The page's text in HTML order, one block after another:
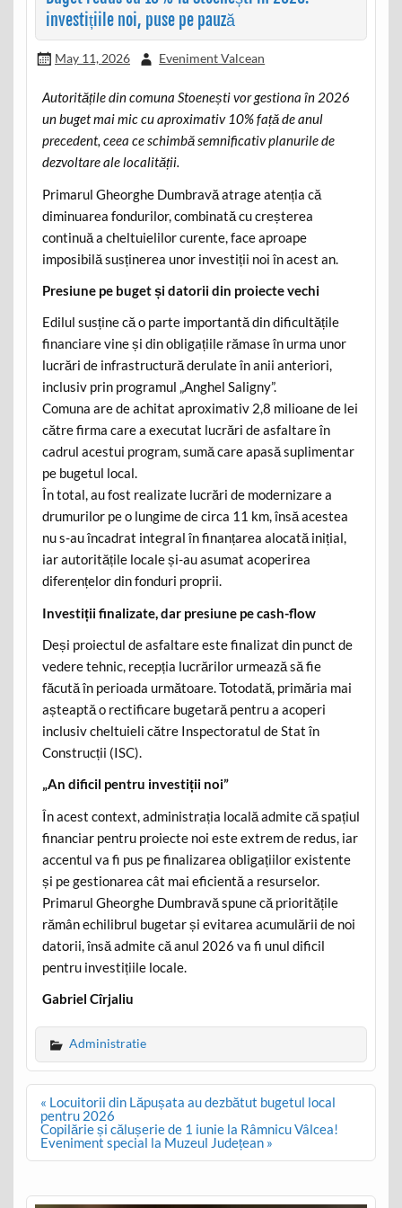
investițiile noi, puse pe pauză
May 11, 2026 Eveniment Valcean
Autoritățile din comuna Stoenești vor gestiona în 2026
un buget mai mic cu aproximativ 10% față de anul
precedent, ceea ce schimbă semnificativ planurile de
dezvoltare ale localității.
Primarul Gheorghe Dumbravă atrage atenția că
diminuarea fondurilor, combinată cu creșterea
continuă a cheltuielilor curente, face aproape
imposibilă susținerea unor investiții noi în acest an.
Presiune pe buget și datorii din proiecte vechi
Edilul susține că o parte importantă din dificultățile
financiare vine și din obligațiile rămase în urma unor
lucrări de infrastructură derulate în anii anteriori,
inclusiv prin programul „Anghel Saligny”.
Comuna are de achitat aproximativ 2,8 milioane de lei
către firma care a executat lucrări de asfaltare în
cadrul acestui program, sumă care apasă suplimentar
pe bugetul local.
În total, au fost realizate lucrări de modernizare a
drumurilor pe o lungime de circa 11 km, însă acestea
nu s-au încadrat integral în finanțarea alocată inițial,
iar autoritățile locale și-au asumat acoperirea
diferențelor din fonduri proprii.
Investiții finalizate, dar presiune pe cash-flow
Deși proiectul de asfaltare este finalizat din punct de
vedere tehnic, recepția lucrărilor urmează să fie
făcută în perioada următoare. Totodată, primăria mai
așteaptă o rectificare bugetară pentru a acoperi
inclusiv cheltuieli către Inspectoratul de Stat în
Construcții (ISC).
„An dificil pentru investiții noi”
În acest context, administrația locală admite că spațiul
financiar pentru proiecte noi este extrem de redus, iar
accentul va fi pus pe finalizarea obligațiilor existente
și pe gestionarea cât mai eficientă a resurselor.
Primarul Gheorghe Dumbravă spune că prioritățile
rămân echilibrul bugetar și evitarea acumulării de noi
datorii, însă admite că anul 2026 va fi unul dificil
pentru investițiile locale.
Gabriel Cîrjaliu
Administratie
Post
navigation
« Locuitorii din Lăpușata au dezbătut bugetul local
pentru 2026
Copilărie și călușerie de 1 iunie la Râmnicu Vâlcea!
Eveniment special la Muzeul Județean »